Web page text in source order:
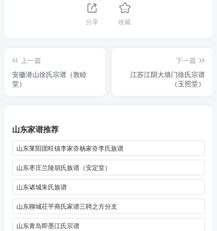
分享 收藏
上一篇
安徽潜山徐氏宗谱（敦睦
堂）
下一篇
江苏江阴大墙门徐氏宗谱
（玉照堂）
山东家谱推荐
山东莱阳团旺镇李家夼杨家夼李氏族谱
山东枣庄兰陵胡氏族谱（安定堂）
山东诸城朱氏族谱
山东聊城茌平商氏家谱三聘之方分支
山东青岛即墨江氏宗谱